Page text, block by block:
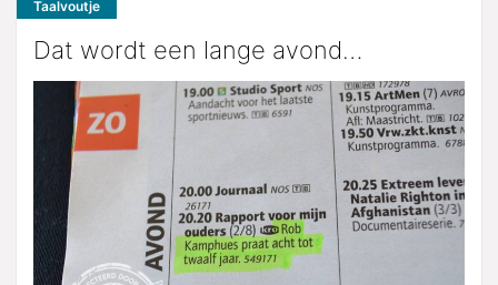
Taalvoutje
Dat wordt een lange avond…